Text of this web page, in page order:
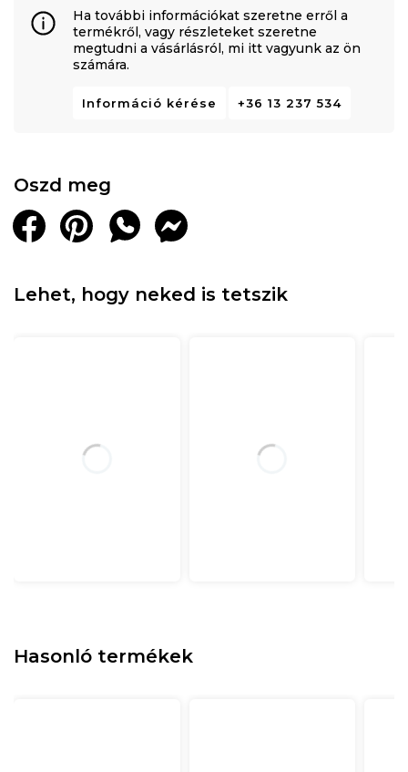
Ha további információkat szeretne erről a
termékről, vagy részleteket szeretne
megtudni a vásárlásról, mi itt vagyunk az ön
számára.
Információ kérése +36 13 237 534
Oszd meg
Lehet, hogy neked is tetszik
Hasonló termékek